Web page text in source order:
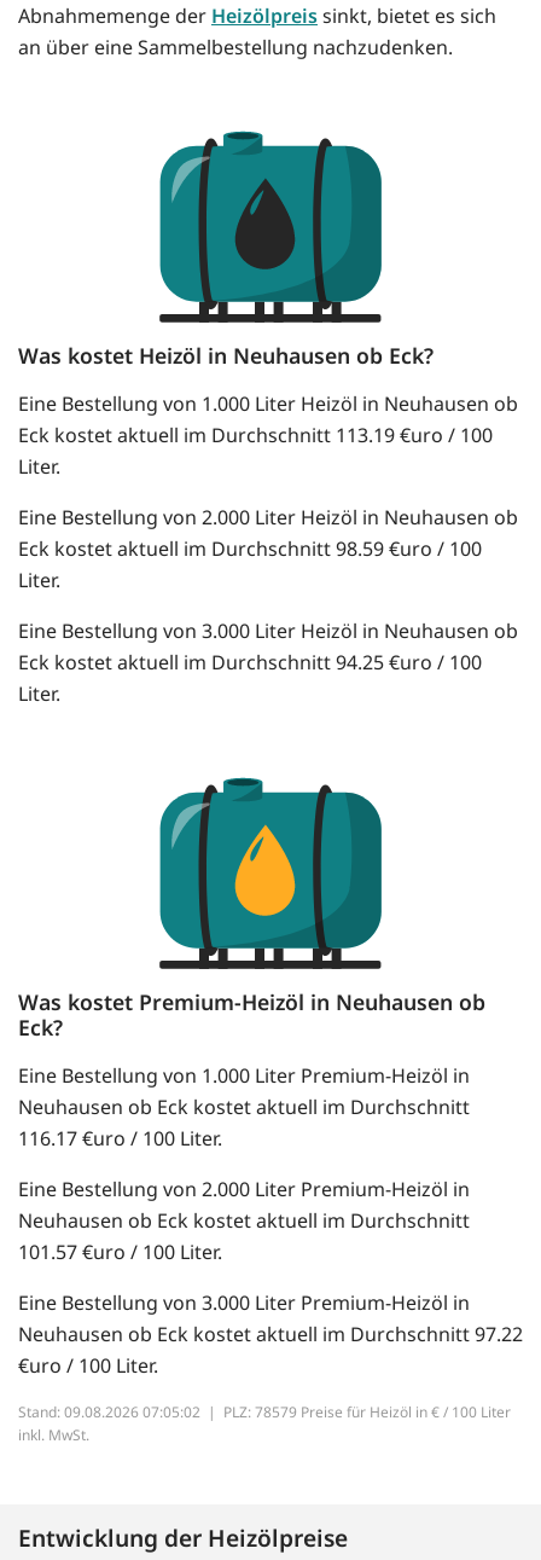
Abnahmemenge der Heizölpreissinkt, bietet es sich
an über eine Sammelbestellung nachzudenken.
Was kostet Heizöl in Neuhausen ob Eck?
Eine Bestellung von 1.000 Liter Heizöl in Neuhausen ob
Eck kostet aktuell im Durchschnitt 113.19 €uro / 100
Liter.
Eine Bestellung von 2.000 Liter Heizöl in Neuhausen ob
Eck kostet aktuell im Durchschnitt 98.59 €uro / 100
Liter.
Eine Bestellung von 3.000 Liter Heizöl in Neuhausen ob
Eck kostet aktuell im Durchschnitt 94.25 €uro / 100
Liter.
Was kostet Premium-Heizöl in Neuhausen ob
Eck?
Eine Bestellung von 1.000 Liter Premium-Heizöl in
Neuhausen ob Eck kostet aktuell im Durchschnitt
116.17 €uro / 100 Liter.
Eine Bestellung von 2.000 Liter Premium-Heizöl in
Neuhausen ob Eck kostet aktuell im Durchschnitt
101.57 €uro / 100 Liter.
Eine Bestellung von 3.000 Liter Premium-Heizöl in
Neuhausen ob Eck kostet aktuell im Durchschnitt 97.22
€uro / 100 Liter.
Stand: 09.08.2026 07:05:02 | PLZ: 78579 Preise für Heizöl in € / 100 Liter
inkl. MwSt.
Entwicklung der Heizölpreise